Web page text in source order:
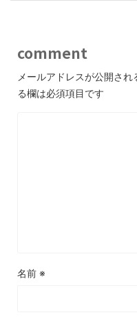
comment
メールアドレスが公開され
る欄は必須項目です
名前 ※